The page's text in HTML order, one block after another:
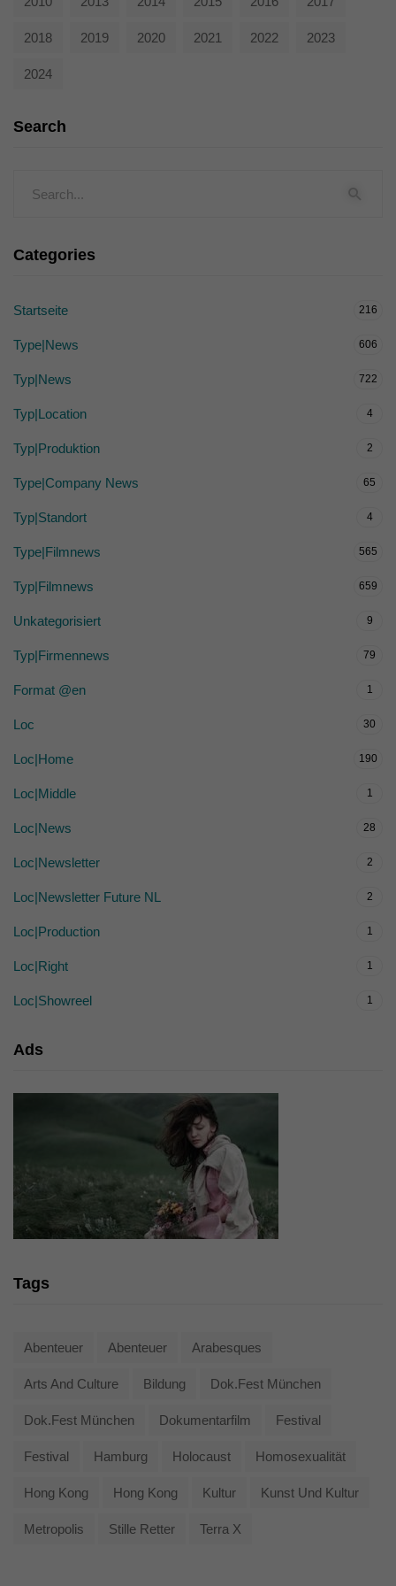
2018 2019 2020 2021 2022 2023
2024
Search
Categories
Startseite 216
Type|News 606
Typ|News 722
Typ|Location 4
Typ|Produktion 2
Type|Company News 65
Typ|Standort 4
Type|Filmnews 565
Typ|Filmnews 659
Unkategorisiert 9
Typ|Firmennews 79
Format @en 1
Loc 30
Loc|Home 190
Loc|Middle 1
Loc|News 28
Loc|Newsletter 2
Loc|Newsletter Future NL 2
Loc|Production 1
Loc|Right 1
Loc|Showreel 1
Ads
Tags
Abenteuer Abenteuer Arabesques
Arts And Culture Bildung Dok.fest München
Dok.fest München Dokumentarfilm Festival
Festival Hamburg Holocaust Homosexualität
Hong Kong Hong Kong Kultur Kunst Und Kultur
Metropolis Stille Retter Terra X